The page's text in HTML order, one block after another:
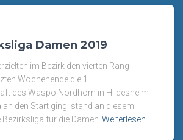
Damen 2019
im Bezirk den vierten Rang
Wochenende die 1.
des Waspo Nordhorn in Hildesheim
an den Start ging, stand an diesem
für die Damen Weiterlesen…